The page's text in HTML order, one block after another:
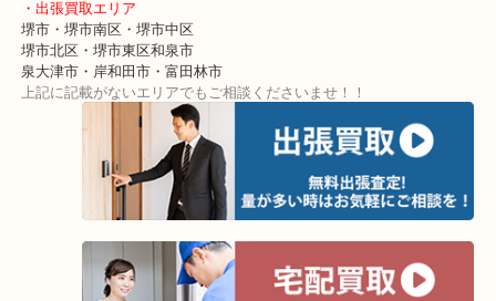
貴金属などのお品以外にも絵画や骨董品・家電なども幅広く鑑定が
・出張買取エリア
堺市・堺市南区・堺市中区
泉大津市・岸和田市・富田林市
上記に記載がないエリアでもご相談くださいませ！！